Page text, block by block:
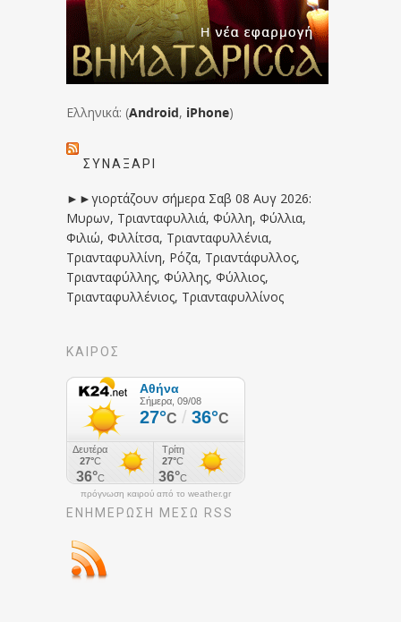
Ελληνικά: (Android, iPhone)
ΣΥΝΑΞΆΡΙ
►►γιορτάζουν σήμερα Σαβ 08 Αυγ 2026:
Μυρων, Τριανταφυλλιά, Φύλλη, Φύλλια,
Φιλιώ, Φιλλίτσα, Τριανταφυλλένια,
Τριανταφυλλίνη, Ρόζα, Τριαντάφυλλος,
Τριανταφύλλης, Φύλλης, Φύλλιος,
Τριανταφυλλένιος, Τριανταφυλλίνος
ΚΑΙΡΟΣ
πρόγνωση καιρού από το weather.gr
ΕΝΗΜΈΡΩΣΉ ΜΕΣΩ RSS